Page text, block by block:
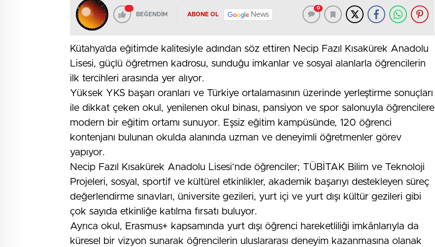
BEĞENDİM ABONE OL News
0
Kütahya’da eğitimde kalitesiyle adından söz ettiren Necip Fazıl Kısakürek Anadolu
Lisesi, güçlü öğretmen kadrosu, sunduğu imkanlar ve sosyal alanlarla öğrencilerin
ilk tercihleri arasında yer alıyor.
Yüksek YKS başarı oranları ve Türkiye ortalamasının üzerinde yerleştirme sonuçları
ile dikkat çeken okul, yenilenen okul binası, pansiyon ve spor salonuyla öğrencilere
modern bir eğitim ortamı sunuyor. Eşsiz eğitim kampüsünde, 120 öğrenci
kontenjanı bulunan okulda alanında uzman ve deneyimli öğretmenler görev
yapıyor.
Necip Fazıl Kısakürek Anadolu Lisesi’nde öğrenciler; TÜBİTAK Bilim ve Teknoloji
Projeleri, sosyal, sportif ve kültürel etkinlikler, akademik başarıyı destekleyen süreç
değerlendirme sınavları, üniversite gezileri, yurt içi ve yurt dışı kültür gezileri gibi
çok sayıda etkinliğe katılma fırsatı buluyor.
Ayrıca okul, Erasmus+ kapsamında yurt dışı öğrenci hareketliliği imkânlarıyla da
küresel bir vizyon sunarak öğrencilerin uluslararası deneyim kazanmasına olanak